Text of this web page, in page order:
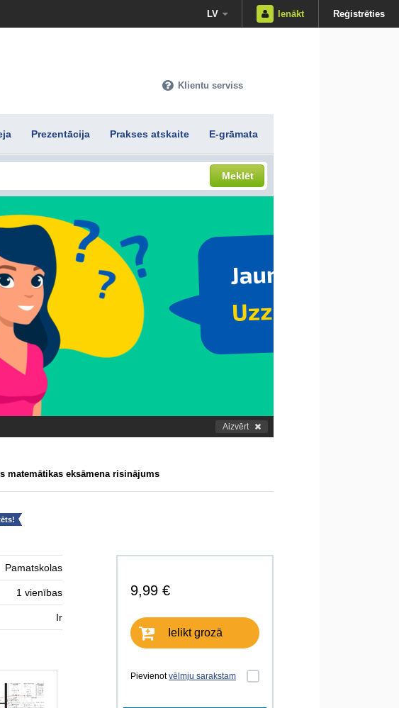
LV Ienākt Reģistrēties
Klientu serviss
Prezentācija Prakses atskaite E-grāmata
Meklēt
Aizvērt
matemātikas eksāmena risinājums
9,99 €
Ielikt grozā
Pievienotvēlmju sarakstam
Pamatskolas
1 vienības
Ir